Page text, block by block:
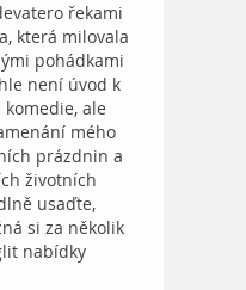
řekami
která milovala
pohádkami
není úvod k
ale
mého
prázdnin a
životních
usaďte,
si za několik
nabídky